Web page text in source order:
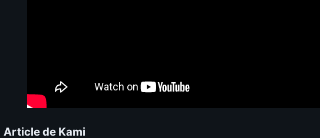
Article de Kami